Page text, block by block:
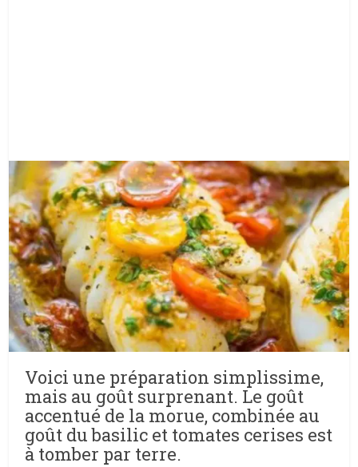
Voici une préparation simplissime,
mais au goût surprenant. Le goût
accentué de la morue, combinée au
goût du basilic et tomates cerises est
à tomber par terre.